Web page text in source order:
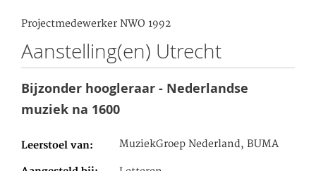
Projectmedewerker NWO 1992
Aanstelling(en) Utrecht
Bijzonder hoogleraar - Nederlandse
muziek na 1600
Leerstoel van MuziekGroep Nederland, BUMA